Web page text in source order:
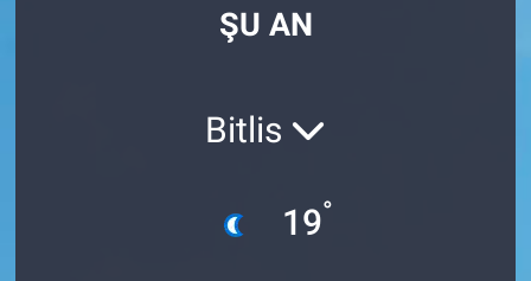
ŞU AN
Bitlis
19°